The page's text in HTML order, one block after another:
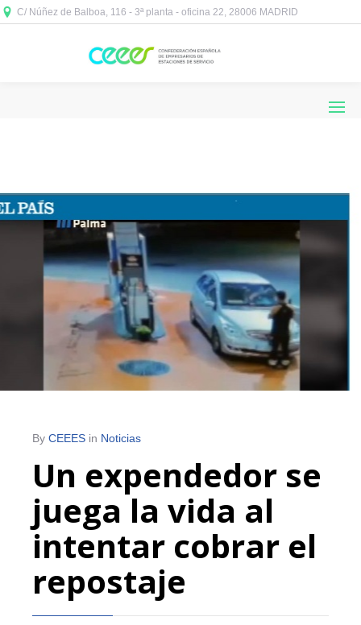
C/ Núñez de Balboa, 116 - 3ª planta - oficina 22, 28006 MADRID
By CEEES in Noticias
Un expendedor se
juega la vida al
intentar cobrar el
repostaje